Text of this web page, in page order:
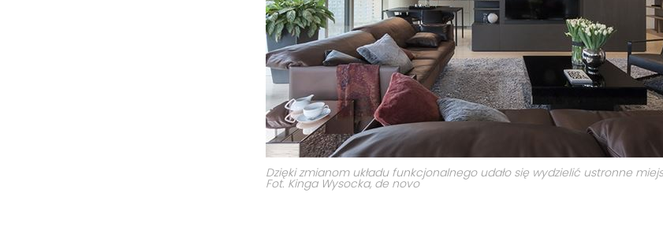
Dzięki zmianom układu funkcjonalnego udało się wydzielić ustronne
Fot. Kinga Wysocka, de novo